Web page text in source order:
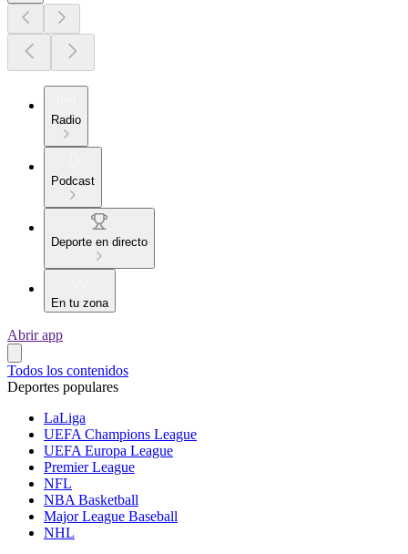
Radio
Podcast
Deporte en directo
En tu zona
Abrir app
Todos los contenidos
Deportes populares
LaLiga
UEFA Champions League
UEFA Europa League
Premier League
NFL
NBA Basketball
Major League Baseball
NHL